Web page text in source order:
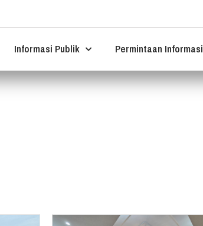
Informasi Publik Permintaan Informasi